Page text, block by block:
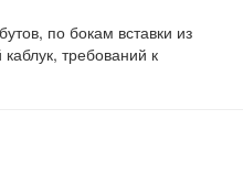
по бокам вставки из
требований к